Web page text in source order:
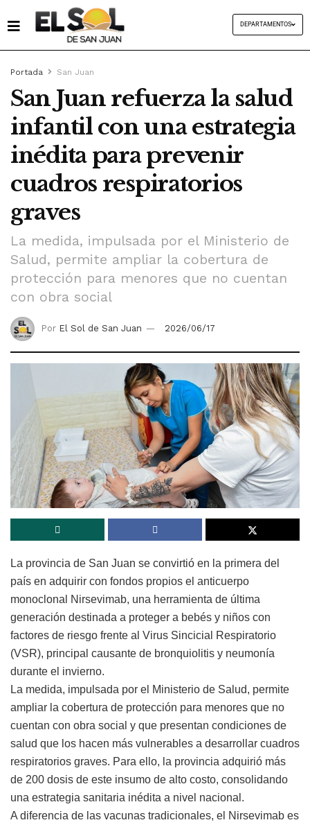
DEPARTAMENTOS
Portada San Juan
San Juan refuerza la salud
infantil con una estrategia
inédita para prevenir
cuadros respiratorios
graves
La medida, impulsada por el Ministerio de
Salud, permite ampliar la cobertura de
protección para menores que no cuentan
con obra social
Por El Sol de San Juan 2026/06/17
La provincia de San Juan se convirtió en la primera del
país en adquirir con fondos propios el anticuerpo
monoclonal Nirsevimab, una herramienta de última
generación destinada a proteger a bebés y niños con
factores de riesgo frente al Virus Sincicial Respiratorio
(VSR), principal causante de bronquiolitis y neumonía
durante el invierno.
La medida, impulsada por el Ministerio de Salud, permite
ampliar la cobertura de protección para menores que no
cuentan con obra social y que presentan condiciones de
salud que los hacen más vulnerables a desarrollar cuadros
respiratorios graves. Para ello, la provincia adquirió más
de 200 dosis de este insumo de alto costo, consolidando
una estrategia sanitaria inédita a nivel nacional.
A diferencia de las vacunas tradicionales, el Nirsevimab es